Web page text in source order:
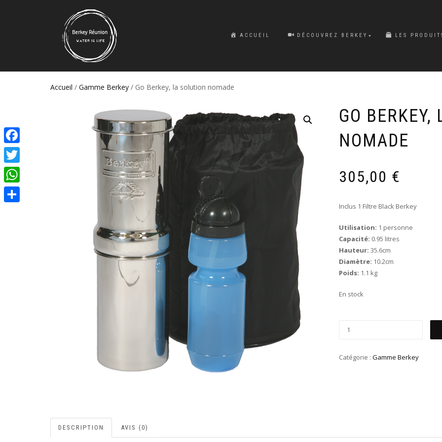
ACCUEIL DÉCOUVREZ BERKEY LES
Accueil / Gamme Berkey / Go Berkey, la solution nomade
GO BERKEY,
NOMADE
305,00 €
Inclus 1 Filtre Black Berkey
Utilisation: 1 personne
Capacité: 0.95 litres
Hauteur: 35.6cm
Diamètre: 10.2cm
Poids: 1.1 kg
En stock
Catégorie : Gamme Berkey
DESCRIPTION AVIS (0)
Facebook
Twitter
WhatsApp